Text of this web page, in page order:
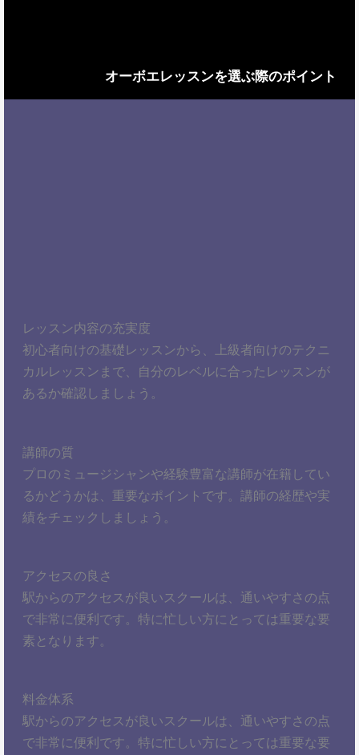
オーボエレッスンを選ぶ際のポイント
レッスン内容の充実度
初心者向けの基礎レッスンから、上級者向けのテクニ
カルレッスンまで、自分のレベルに合ったレッスンが
あるか確認しましょう。
講師の質
プロのミュージシャンや経験豊富な講師が在籍してい
るかどうかは、重要なポイントです。講師の経歴や実
績をチェックしましょう。
アクセスの良さ
駅からのアクセスが良いスクールは、通いやすさの点
で非常に便利です。特に忙しい方にとっては重要な要
素となります。
料金体系
駅からのアクセスが良いスクールは、通いやすさの点
で非常に便利です。特に忙しい方にとっては重要な要